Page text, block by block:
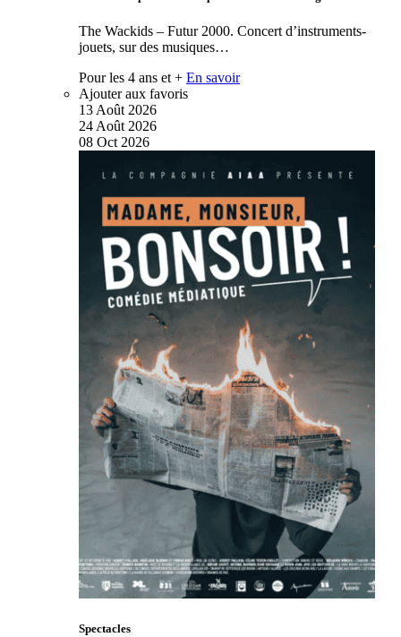
The Wackids – Futur 2000. Concert d’instruments-
jouets, sur des musiques…
Pour les 4 ans et + En savoir
Ajouter aux favoris
13 Août 2026
24 Août 2026
08 Oct 2026
Spectacles